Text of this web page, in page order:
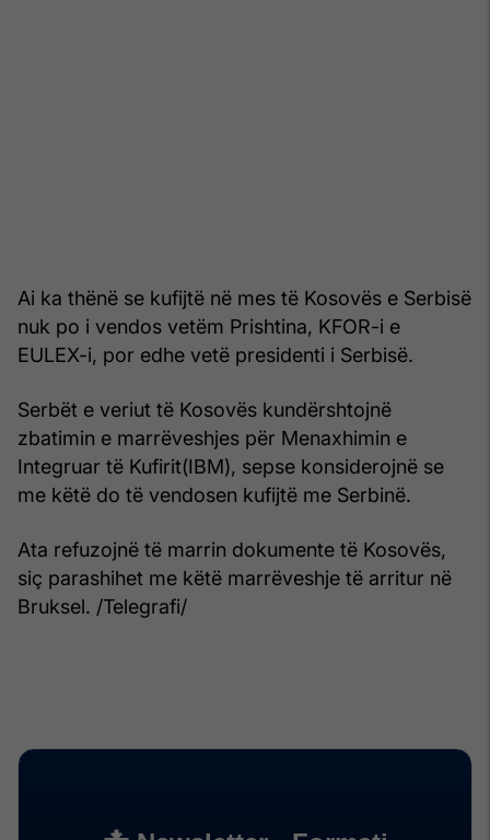
Ai ka thënë se kufijtë në mes të Kosovës e Serbisë
nuk po i vendos vetëm Prishtina, KFOR-i e
EULEX-i, por edhe vetë presidenti i Serbisë.
Serbët e veriut të Kosovës kundërshtojnë
zbatimin e marrëveshjes për Menaxhimin e
Integruar të Kufirit(IBM), sepse konsiderojnë se
me këtë do të vendosen kufijtë me Serbinë.
Ata refuzojnë të marrin dokumente të Kosovës,
siç parashihet me këtë marrëveshje të arritur në
Bruksel. /Telegrafi/